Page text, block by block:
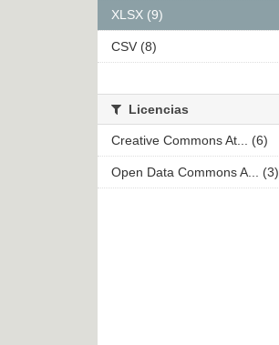
XLSX (9)
CSV (8)
Licencias
Creative Commons At... (6)
Open Data Commons A... (3)